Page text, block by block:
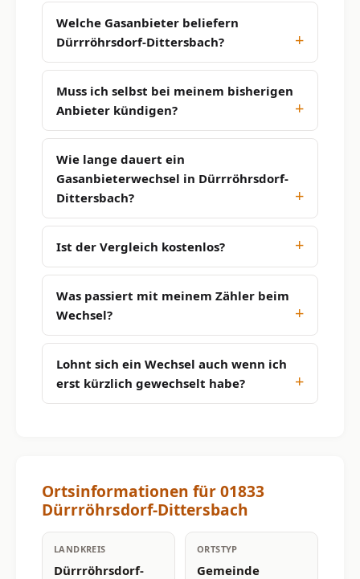
Welche Gasanbieter beliefern
Dürrröhrsdorf-Dittersbach?
Muss ich selbst bei meinem bisherigen
Anbieter kündigen?
Wie lange dauert ein
Gasanbieterwechsel in Dürrröhrsdorf-
Dittersbach?
Ist der Vergleich kostenlos?
Was passiert mit meinem Zähler beim
Wechsel?
Lohnt sich ein Wechsel auch wenn ich
erst kürzlich gewechselt habe?
Ortsinformationen für 01833
Dürrröhrsdorf-Dittersbach
LANDKREIS
Dürrröhrsdorf-
ORTSTYP
Gemeinde